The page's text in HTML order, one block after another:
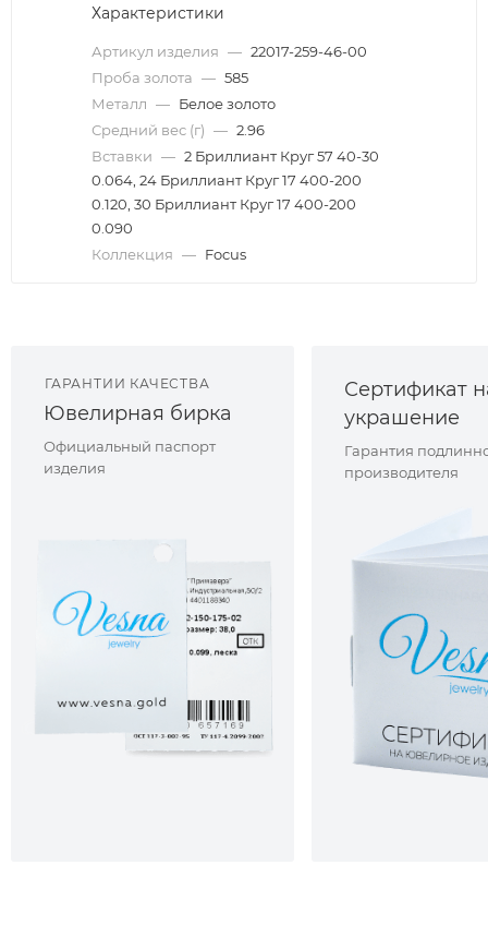
Характеристики
Артикул изделия — 22017-259-46-00
Проба золота — 585
Металл — Белое золото
Средний вес (г) — 2.96
Вставки — 2 Бриллиант Круг 57 40-30
0.064, 24 Бриллиант Круг 17 400-200
0.120, 30 Бриллиант Круг 17 400-200
0.090
Коллекция — Focus
ГАРАНТИИ КАЧЕСТВА
Ювелирная бирка
Официальный паспорт
изделия
Сертификат
украшение
Гарантия
производителя